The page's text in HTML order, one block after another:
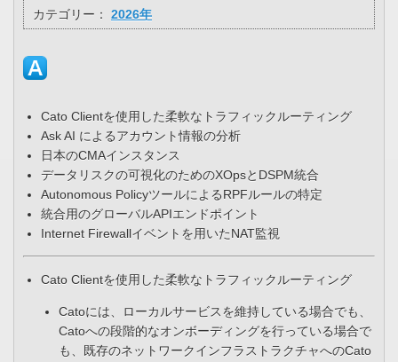
カテゴリー： 2026年
Cato Clientを使用した柔軟なトラフィックルーティング​
Ask AI によるアカウント情報の分析​
日本のCMAインスタンス
データリスクの可視化のためのXOpsとDSPM統合​
Autonomous PolicyツールによるRPFルールの特定​
統合用のグローバルAPIエンドポイント
Internet Firewallイベントを用いたNAT監視​
Cato Clientを使用した柔軟なトラフィックルーティング​
Catoには、ローカルサービスを維持している場合でも、
Catoへの段階的なオンボーディングを行っている場合で
も、既存のネットワークインフラストラクチャへのCato